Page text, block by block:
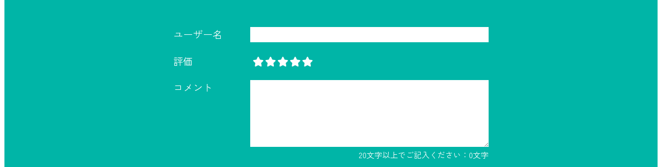
ユーザー名
評価
コメント
20文字以上でご記入ください： 0文字